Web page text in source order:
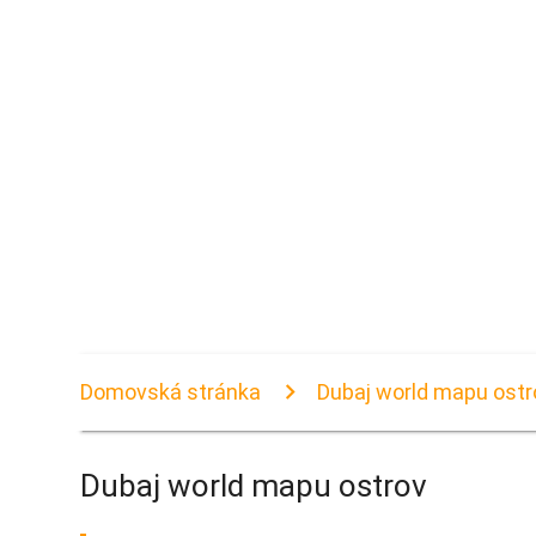
Domovská stránka Dubaj world mapu
Dubaj world mapu ostrov